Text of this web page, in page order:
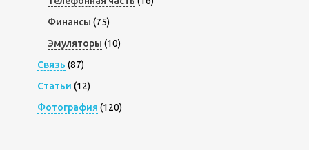
Финансы (75)
Эмуляторы (10)
Связь (87)
Статьи (12)
Фотография (120)